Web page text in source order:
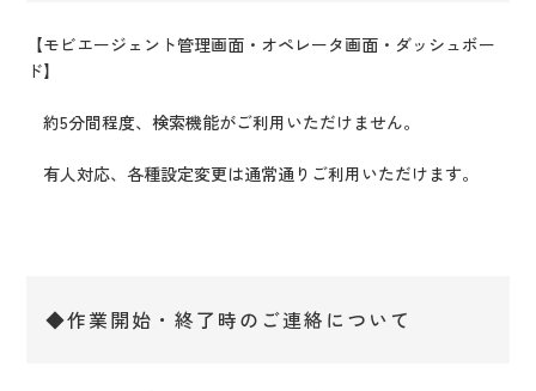
【モビエージェント管理画面・オペレータ画面・ダッシュボー
ド】
約5分間程度、検索機能がご利用いただけません。
有人対応、各種設定変更は通常通りご利用いただけます。
◆作業開始・終了時のご連絡について